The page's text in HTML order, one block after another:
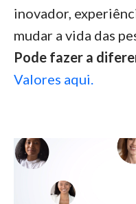
inovador,
mudar a vida das
Pode fazer a
Valores aqui.